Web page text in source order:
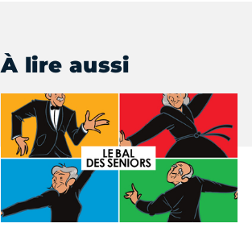
À lire aussi